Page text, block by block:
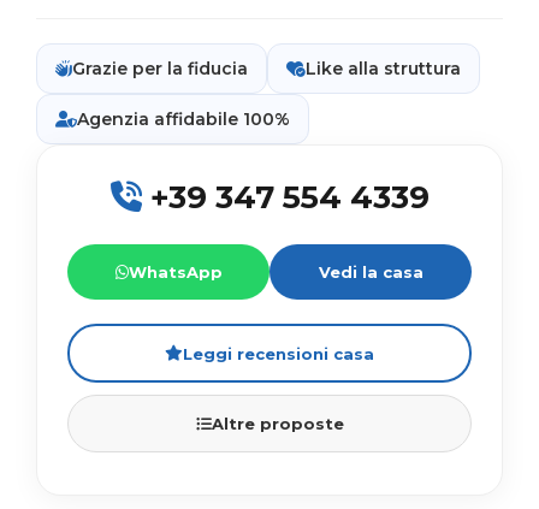
Grazie per la fiducia Like alla struttura
Agenzia affidabile 100%
+39 347 554 4339
WhatsApp Vedi la casa
Leggi recensioni casa
Altre proposte